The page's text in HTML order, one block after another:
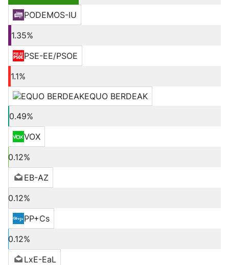
PODEMOS-IU
1.35%
PSE-EE/PSOE
1.1%
EQUO BERDEAK
0.49%
VOX
0.12%
EB-AZ
0.12%
PP+Cs
0.12%
LxE-EaL